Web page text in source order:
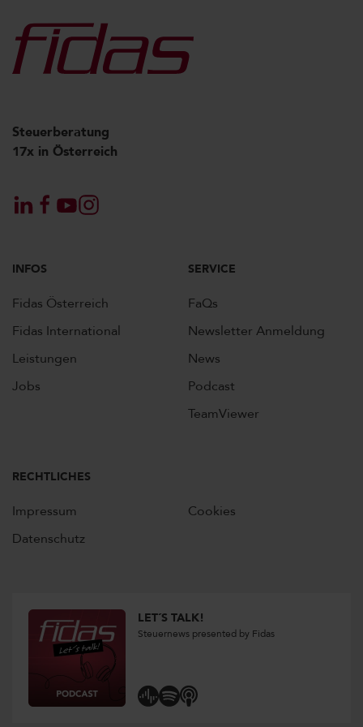
Steuerberatung
17x in Österreich
INFOS
Fidas Österreich
Fidas International
Leistungen
Jobs
SERVICE
FaQs
Newsletter Anmeldung
News
Podcast
TeamViewer
RECHTLICHES
Impressum
Datenschutz
Cookies
LET´S TALK!
Steuernews presented by Fidas